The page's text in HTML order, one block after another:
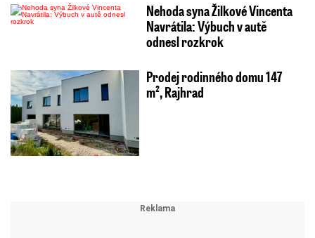
Nehoda syna Žilkové Vincenta
Navrátila: Výbuch v autě
odnesl rozkrok
Prodej rodinného domu 147
m², Rajhrad